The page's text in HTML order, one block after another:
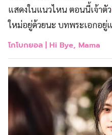
แสดงในแนวไหน ตอนนี้เจ้าตัว
ใหม่อยู่ด้วยนะ บทพระเอกอยู่
โกโบกยอล | Hi Bye, Mama